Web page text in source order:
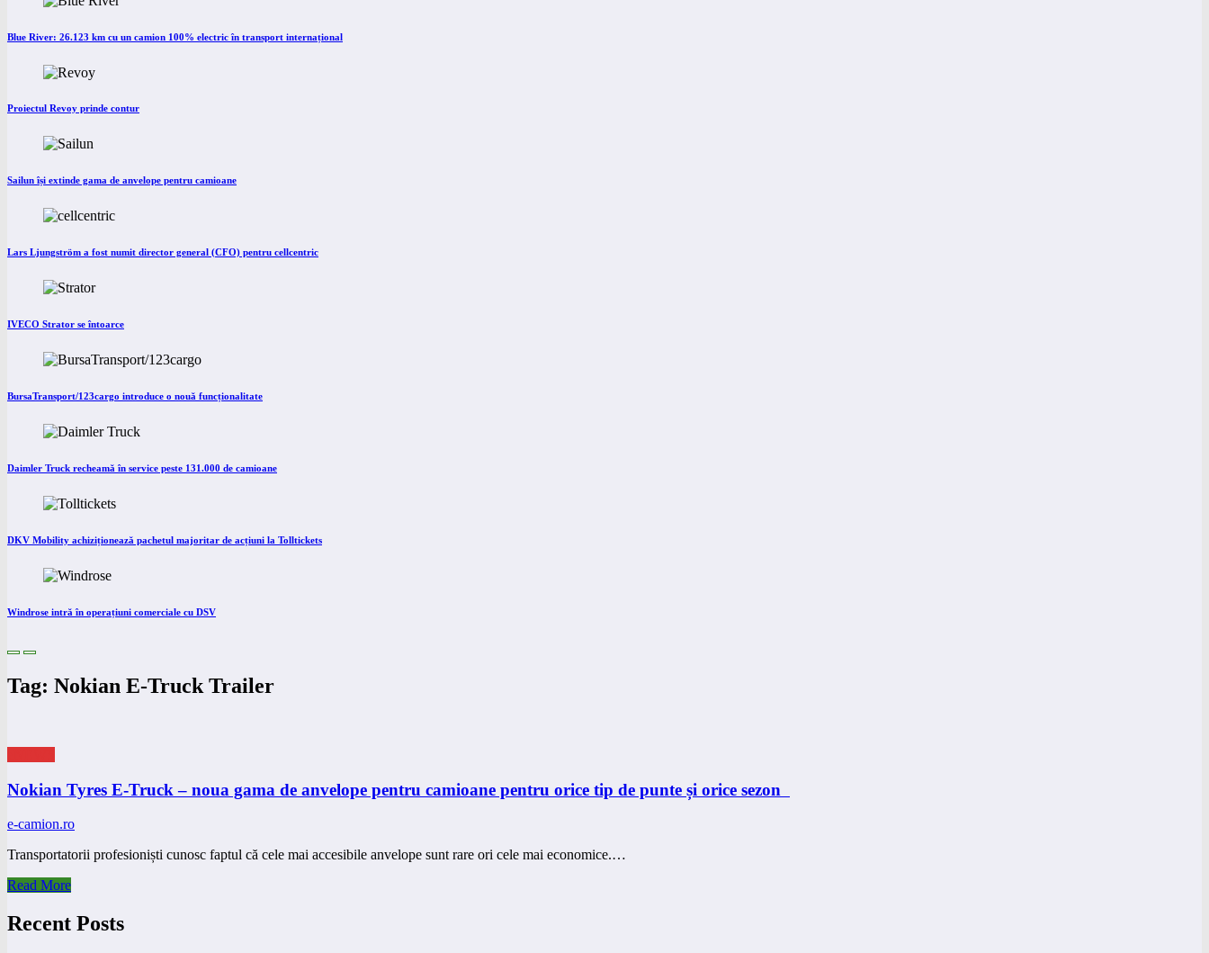
Blue River: 26.123 km cu un camion 100% electric în transport internațional
Proiectul Revoy prinde contur
Sailun își extinde gama de anvelope pentru camioane
Lars Ljungström a fost numit director general (CFO) pentru cellcentric
IVECO Strator se întoarce
BursaTransport/123cargo introduce o nouă funcționalitate
Daimler Truck recheamă în service peste 131.000 de camioane
DKV Mobility achiziționează pachetul majoritar de acțiuni la Tolltickets
Windrose intră în operațiuni comerciale cu DSV
Tag: Nokian E-Truck Trailer
Nokian Tyres E-Truck – noua gama de anvelope pentru camioane pentru orice tip de punte și orice sezon
e-camion.ro
Transportatorii profesioniști cunosc faptul că cele mai accesibile anvelope sunt rare ori cele mai economice.…
Read More
Recent Posts